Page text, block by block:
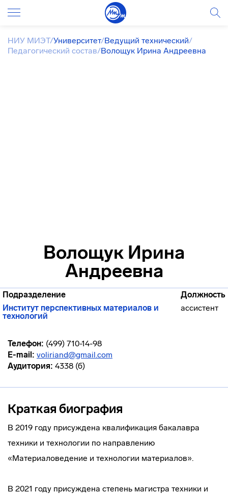
НИУ МИЭТ/Университет/Ведущий технический/
Педагогический состав/Волощук Ирина Андреевна
Волощук Ирина
Андреевна
Подразделение
Должность
Институт перспективных материалов и
технологий
ассистент
Телефон: (499) 710-14-98
E-mail: voliriand@gmail.com
Аудитория: 4338 (б)
Краткая биография
В 2019 году присуждена квалификация бакалавра
техники и технологии по направлению
«Материаловедение и технологии материалов».
В 2021 году присуждена степень магистра техники и